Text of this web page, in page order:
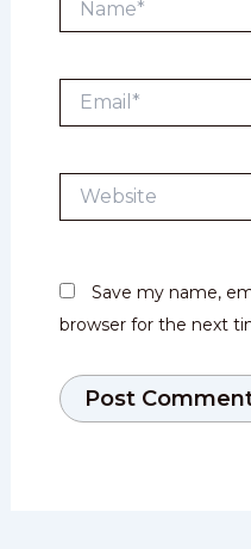
Email*
Website
Save my name,
browser for the next